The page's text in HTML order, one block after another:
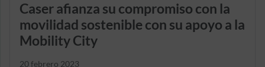
Caser afianza su compromiso con la
movilidad sostenible con su apoyo a la
Mobility City
20 febrero 2023